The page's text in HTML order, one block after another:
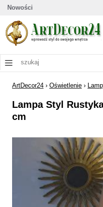
Nowości
ArtDecor24 › Oświetlenie ›
Lampa Styl
cm